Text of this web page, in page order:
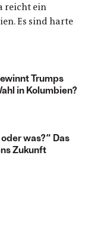
reicht ein
Es sind harte
Trumps
in Kolumbien?
was?“ Das
Zukunft